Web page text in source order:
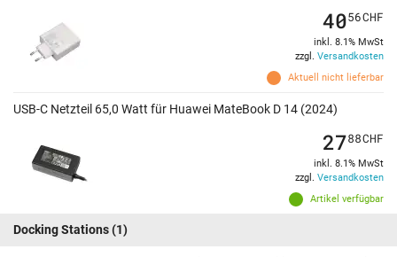
Aktuell nicht lieferbar
4056CHF
inkl. 8.1% MwSt
zzgl. Versandkosten
USB-C Netzteil 65,0 Watt für Huawei MateBook D 14 (2024)
Artikel verfügbar
2788CHF
inkl. 8.1% MwSt
zzgl. Versandkosten
Docking Stations(1)